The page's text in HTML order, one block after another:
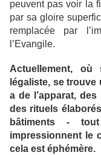
peuvent pas voir la
par sa gloire
remplacée par
l’Evangile.
Actuellement,
légaliste, se
a de l’apparat,
des rituels
bâtiments -
impressionnent le
cela est éphémère.